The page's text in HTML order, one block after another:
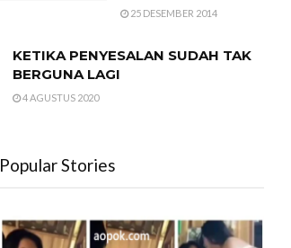
25 DESEMBER 2014
KETIKA PENYESALAN SUDAH TAK
BERGUNA LAGI
4 AGUSTUS 2020
Popular Stories